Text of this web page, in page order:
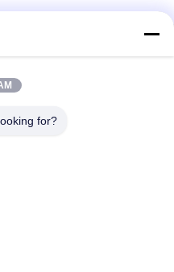
石板のためのPVA放出フ
水溶性離型フィルム 高温/強
for?